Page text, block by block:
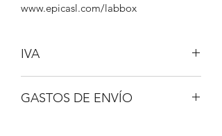
www.epicasl.com/labbox
IVA
GASTOS DE ENVÍO